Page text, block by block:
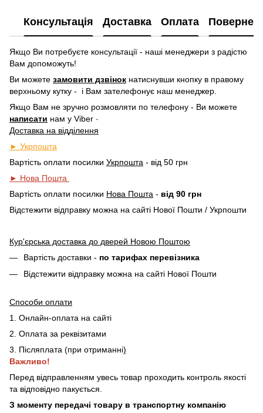
Консультація Доставка Оплата
Якщо Ви потребуєте консультації - наші менеджери з радістю
Вам допоможуть!
Ви можете замовити дзвінок натиснувши кнопку в правому
верхньому кутку -
і Вам зателефонує наш менеджер.
Якщо Вам не зручно розмовляти по телефону - Ви можете
написати нам у Viber -
Доставка на відділення
► Укрпошта
Вартість оплати посилки Укрпошта - від 50 грн
► Нова Пошта
Вартість оплати посилки Нова Пошта - від 90 грн
Відстежити відправку можна на сайті Нової Пошти / Укрпошти
Кур'єрська доставка до дверей Новою Поштою
Вартість доставки - по тарифах перевізника
Відстежити відправку можна на сайті Нової Пошти
Способи оплати
1. Онлайн-оплата на сайті
2. Оплата за реквізитами
3. Післяплата (при отриманні)
Важливо!
Перед відправленням увесь товар проходить контроль якості
та відповідно пакується.
З моменту передачі товару в транспортну компанію